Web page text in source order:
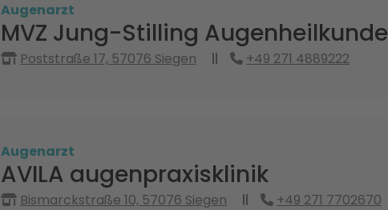
Augenarzt
MVZ Jung-Stilling Augenheilkunde
Poststraße 17, 57076 Siegen +49 271 4889222
Augenarzt
AVILA augenpraxisklinik
Bismarckstraße 10, 57076 Siegen +49 271 7702670